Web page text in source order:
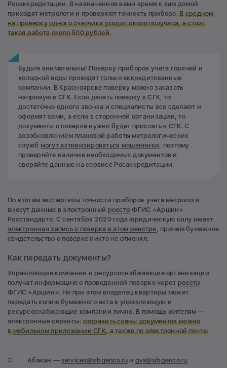
Росаккредитации. В назначенное вами время к вам домой
приходят метрологи и проверяют точность прибора.В среднем
на проверку одного счетчика уходит около получаса, а стоит
такая работа около 500 рублей.
Будьте внимательны! Поверку приборов учета горячей и
холодной воды проводят только аккредитованные
компании. В Красноярске поверку можно заказать
напрямую в СГК. Если делать поверку в СГК, то
достаточно одного звонка и специалисты все сделают и
оформят сами, а если в сторонней организации, то
документы о поверке нужно будет прислать в СГК. С
возобновлением плановой работы метрологических
служб могут активизироваться мошенники, поэтому
проверяйте наличие необходимых документов и
сверяйте данные на сервисе Росаккредитации.
По итогам экспертизы точности приборов учета метрологи
внесут данные в электронный реестр ФГИС «Аршин»
Росстандарта. С сентября 2020 года юридическую силу имеет
электронная запись о поверке в этом реестре, причем бумажное
свидетельство о поверке никто не отменял.
Как передать документы?
Управляющие компании и ресурсоснабжающие организации
получат информацию о проведенной поверке через реестр
ФГИС «Аршин». Но при этом владелец квартиры может
передать копию бумажного акта в управляющую и
ресурсоснабжающие компании лично. В помощь жителям —
электронные сервисы: отправить сканы документов можно
вмобильном приложении СГК, а также по электронной почте:
Абакан —services@sibgenco.ruи gvs@sibgenco.ru